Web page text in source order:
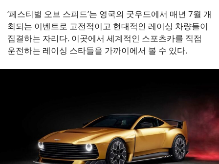
‘페스티벌 오브 스피드’는 영국의 굿우드에서 매년 7월 개
최되는 이벤트로 고전적이고 현대적인 레이싱 차량들이
집결하는 자리다. 이곳에서 세계적인 스포츠카를 직접
운전하는 레이싱 스타들을 가까이에서 볼 수 있다.